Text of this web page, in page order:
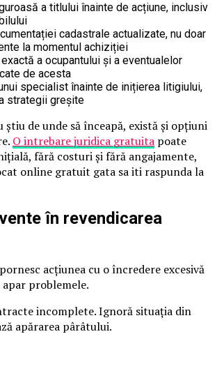
a titlului înainte de acțiune, inclusiv
cadastrale actualizate, nu doar
la momentul achiziției
a ocupantului și a eventualelor
de acesta
specialist înainte de inițierea litigiului,
strategii greșite
știu de unde să înceapă, există și opțiuni
O intrebare juridica gratuita poate
fără costuri și fără angajamente,
online gratuit gata sa iti raspunda la
în revendicarea
acțiunea cu o încredere excesivă
problemele.
incomplete. Ignoră situația din
apărarea pârâtului.